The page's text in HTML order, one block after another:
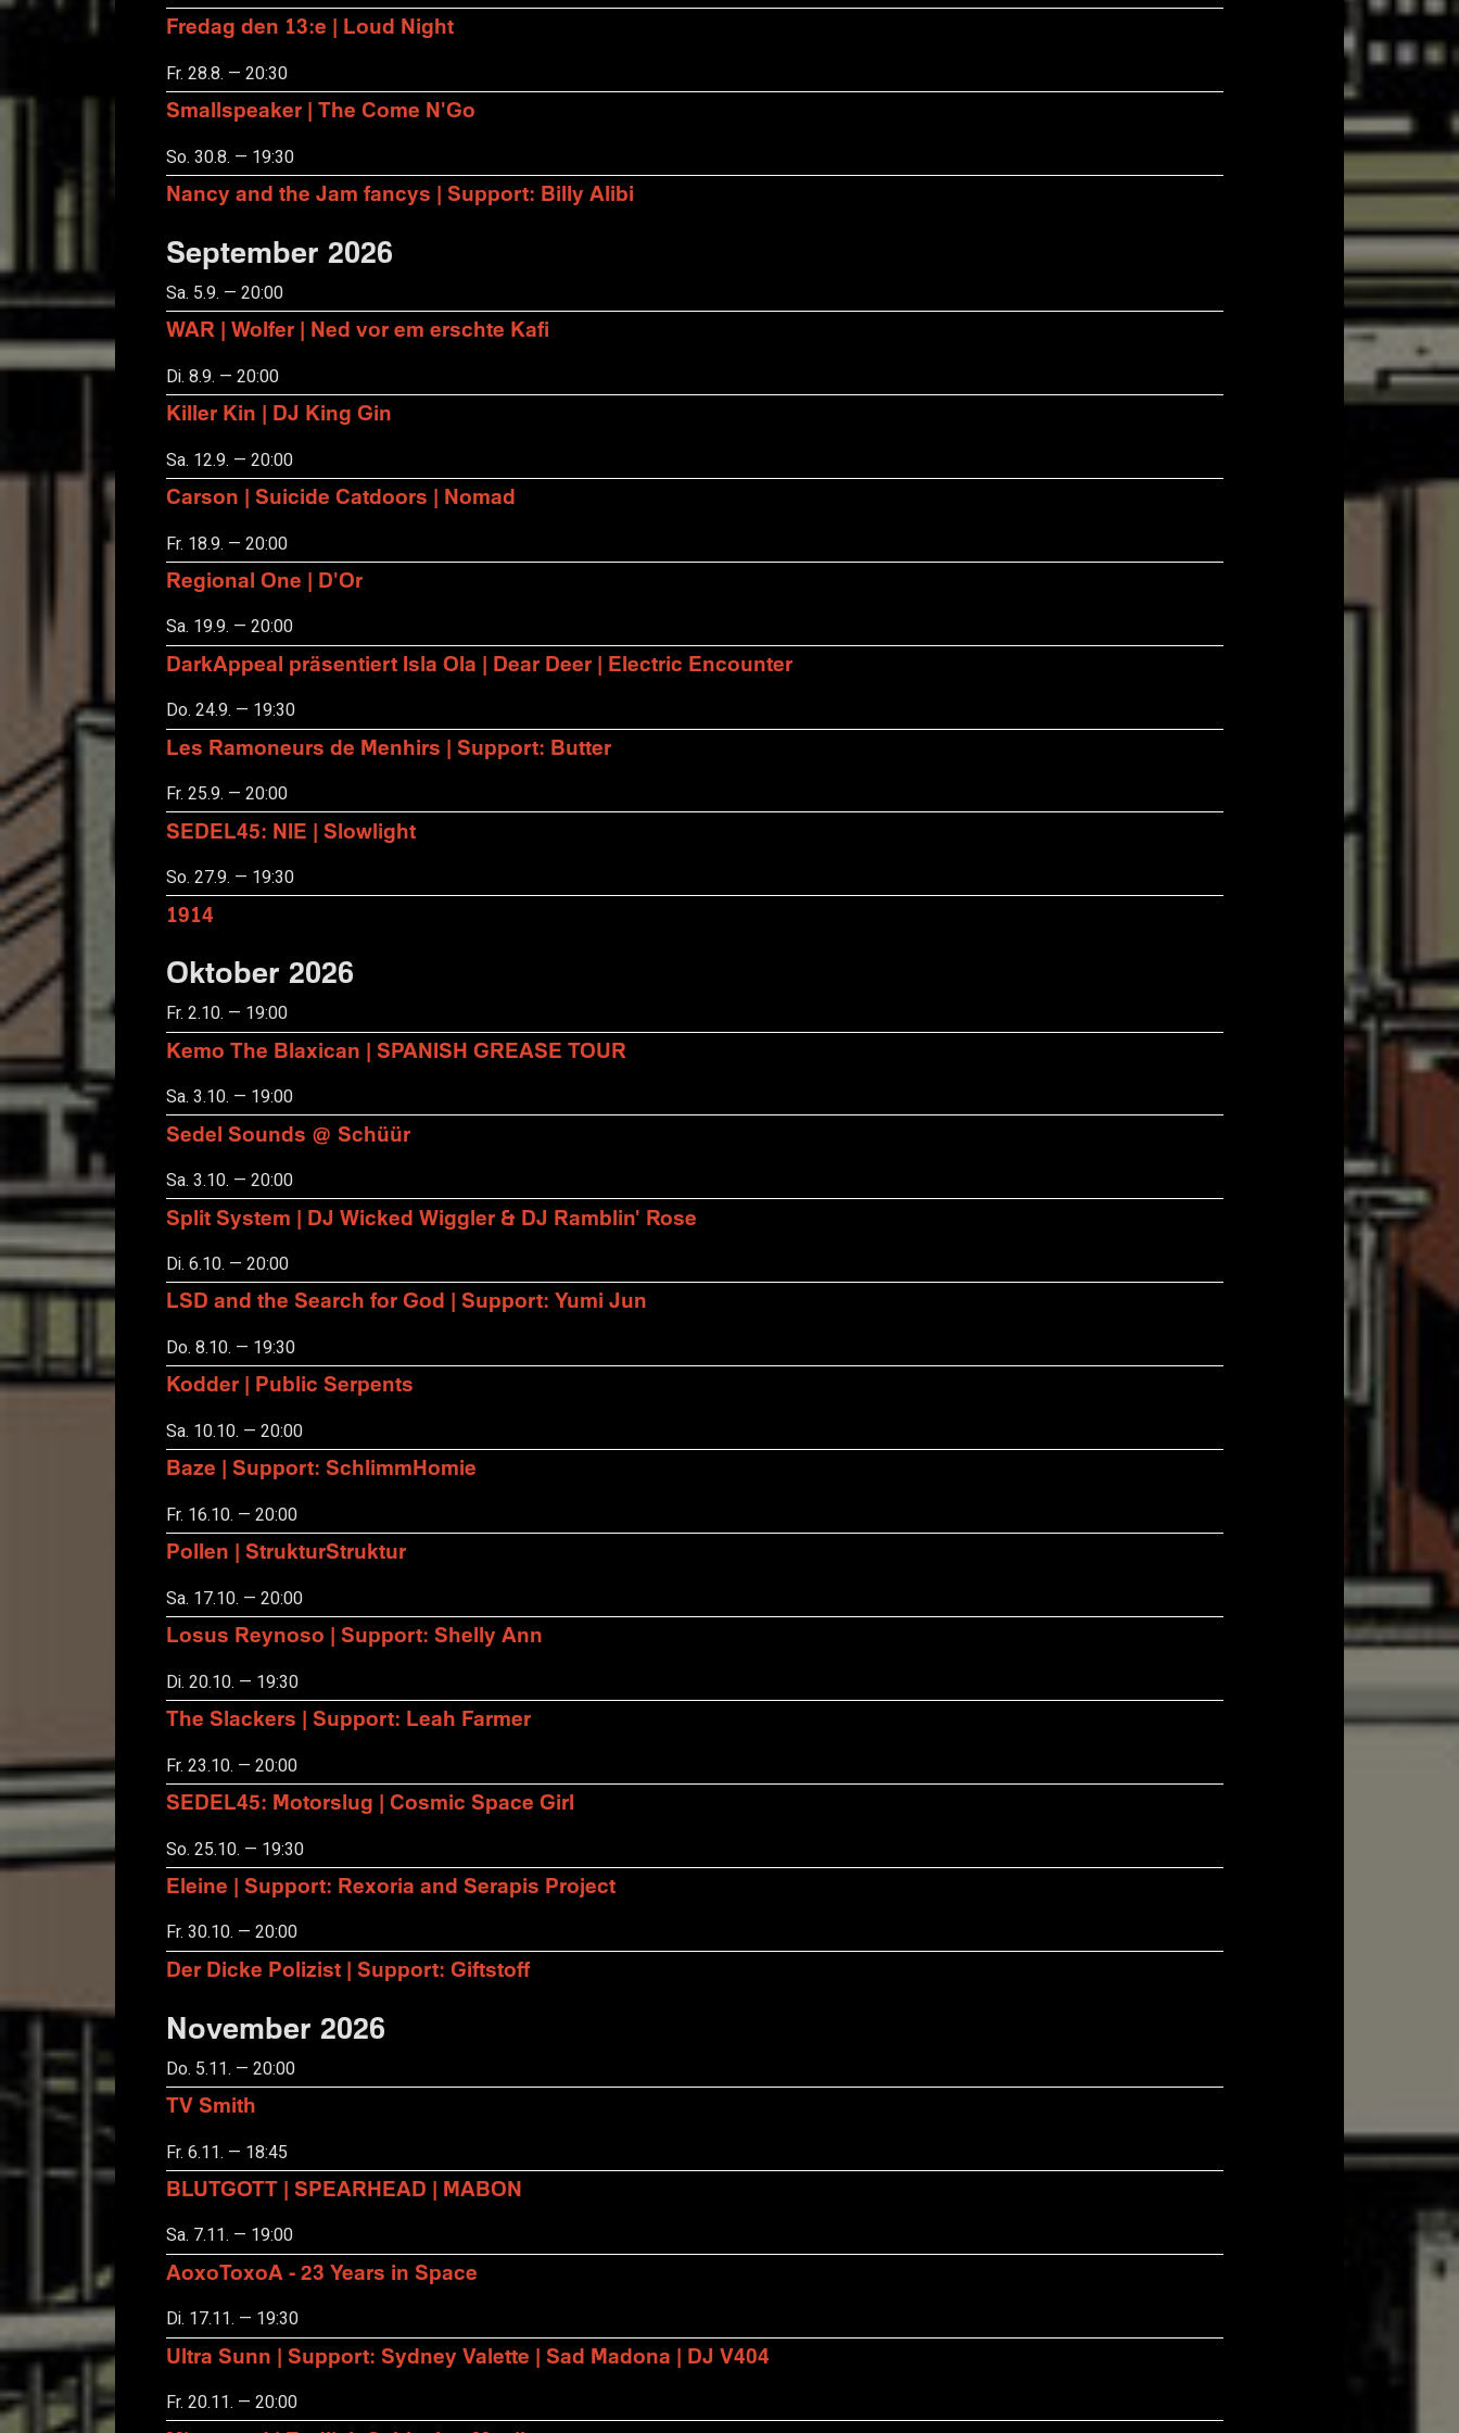
Fredag den 13:e | Loud Night
Fr. 28.8. — 20:30
Smallspeaker | The Come N'Go
So. 30.8. — 19:30
Nancy and the Jam fancys | Support: Billy Alibi
September 2026
Sa. 5.9. — 20:00
WAR | Wolfer | Ned vor em erschte Kafi
Di. 8.9. — 20:00
Killer Kin | DJ King Gin
Sa. 12.9. — 20:00
Carson | Suicide Catdoors | Nomad
Fr. 18.9. — 20:00
Regional One | D'Or
Sa. 19.9. — 20:00
DarkAppeal präsentiert Isla Ola | Dear Deer | Electric Encounter
Do. 24.9. — 19:30
Les Ramoneurs de Menhirs | Support: Butter
Fr. 25.9. — 20:00
SEDEL45: NIE | Slowlight
So. 27.9. — 19:30
1914
Oktober 2026
Fr. 2.10. — 19:00
Kemo The Blaxican | SPANISH GREASE TOUR
Sa. 3.10. — 19:00
Sedel Sounds @ Schüür
Sa. 3.10. — 20:00
Split System | DJ Wicked Wiggler & DJ Ramblin' Rose
Di. 6.10. — 20:00
LSD and the Search for God | Support: Yumi Jun
Do. 8.10. — 19:30
Kodder | Public Serpents
Sa. 10.10. — 20:00
Baze | Support: SchlimmHomie
Fr. 16.10. — 20:00
Pollen | StrukturStruktur
Sa. 17.10. — 20:00
Losus Reynoso | Support: Shelly Ann
Di. 20.10. — 19:30
The Slackers | Support: Leah Farmer
Fr. 23.10. — 20:00
SEDEL45: Motorslug | Cosmic Space Girl
So. 25.10. — 19:30
Eleine | Support: Rexoria and Serapis Project
Fr. 30.10. — 20:00
Der Dicke Polizist | Support: Giftstoff
November 2026
Do. 5.11. — 20:00
TV Smith
Fr. 6.11. — 18:45
BLUTGOTT | SPEARHEAD | MABON
Sa. 7.11. — 19:00
AoxoToxoA - 23 Years in Space
Di. 17.11. — 19:30
Ultra Sunn | Support: Sydney Valette | Sad Madona | DJ V404
Fr. 20.11. — 20:00